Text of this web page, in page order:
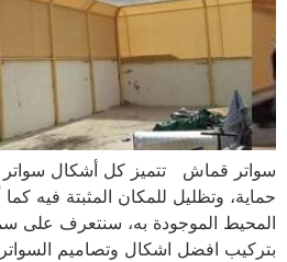
سواتر قماش تتميز كل أشكال سواتر
حماية، وتظليل للمكان المثبتة فيه كما
المحيط الموجودة به، سنتعرف على
بتركيب افضل اشكال وتصاميم السواتر